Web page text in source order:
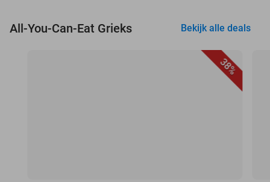
All-You-Can-Eat Grieks Bekijk alle deals
38%